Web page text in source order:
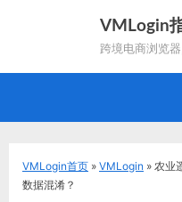
VMLogin
跨境电商浏览
VMLogin首页 » VMLogin » 农业
数据混淆？